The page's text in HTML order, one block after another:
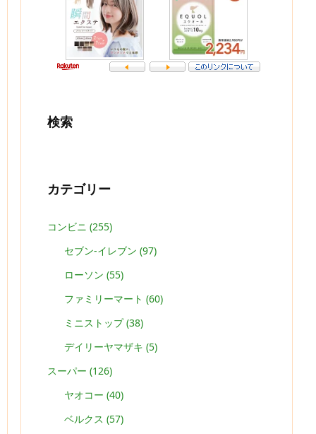
検索
カテゴリー
コンビニ (255)
セブン-イレブン(97)
ローソン(55)
ファミリーマート(60)
ミニストップ(38)
デイリーヤマザキ(5)
スーパー (126)
ヤオコー(40)
ベルクス(57)